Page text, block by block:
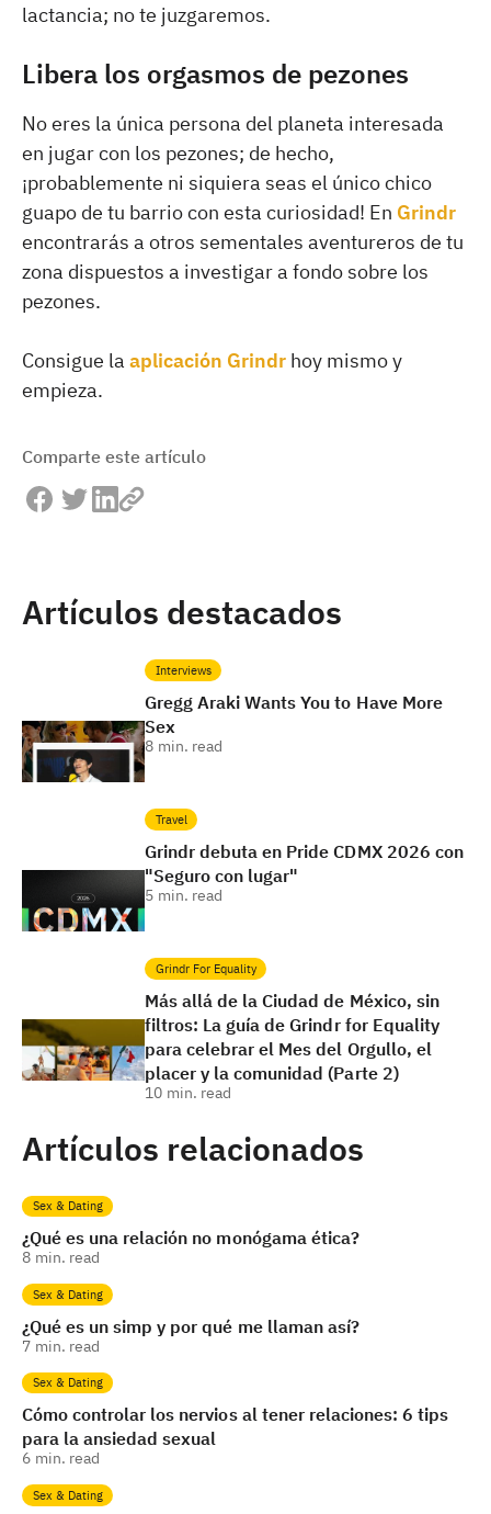
lactancia; no te juzgaremos.
Libera los orgasmos de pezones
No eres la única persona del planeta interesada
en jugar con los pezones; de hecho,
¡probablemente ni siquiera seas el único chico
guapo de tu barrio con esta curiosidad! En Grindr
encontrarás a otros sementales aventureros de tu
zona dispuestos a investigar a fondo sobre los
pezones.
Consigue la aplicación Grindr hoy mismo y
empieza.
Comparte este artículo
Artículos destacados
Interviews
Gregg Araki Wants You to Have More
Sex
8 min. read
Travel
Grindr debuta en Pride CDMX 2026 con
"Seguro con lugar"
5 min. read
Grindr For Equality
Más allá de la Ciudad de México, sin
filtros: La guía de Grindr for Equality
para celebrar el Mes del Orgullo, el
placer y la comunidad (Parte 2)
10 min. read
Artículos relacionados
Sex & Dating
¿Qué es una relación no monógama ética?
8 min. read
Sex & Dating
¿Qué es un simp y por qué me llaman así?
7 min. read
Sex & Dating
Cómo controlar los nervios al tener relaciones: 6 tips
para la ansiedad sexual
6 min. read
Sex & Dating